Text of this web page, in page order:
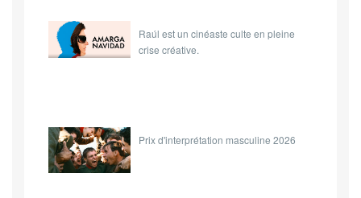
Raúl est un cinéaste culte en pleine
crise créative.
Prix d'interprétation masculine 2026